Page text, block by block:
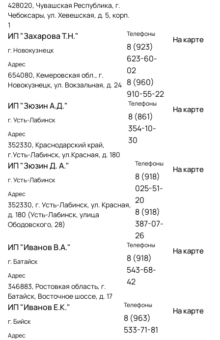
428020, Чувашская Республика, г.
Чебоксары, ул. Хевешская, д. 5, корп.
1
ИП "Захарова Т.Н."
г. Новокузнецк
Адрес
654080, Кемеровская обл., г.
Новокузнецк, ул. Вокзальная, д. 24
Телефоны
8 (923)
623-60-
02
8 (960)
910-55-22
На карте
ИП "Зюзин А.Д."
г. Усть-Лабинск
Адрес
352330, Краснодарский край,
г.Усть-Лабинск, ул.Красная, д. 180
Телефоны
8 (861)
354-10-
30
На карте
ИП "Зюзин Д. А."
г. Усть-Лабинск
Адрес
352330, г. Усть-Лабинск, ул. Красная,
д. 180 (Усть-Лабинск, улица
Ободовского, 28)
Телефоны
8 (918)
025-51-
20
8 (918)
387-07-
26
На карте
ИП "Иванов В.А."
г. Батайск
Адрес
346883, Ростовкая область, г.
Батайск, Восточное шоссе, д. 17
Телефоны
8 (918)
543-68-
42
На карте
ИП "Иванов Е.К."
г. Бийск
Адрес
Телефоны
8 (963)
533-71-81
На карте